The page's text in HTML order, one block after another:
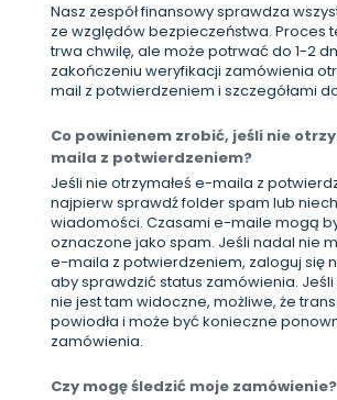
Nasz zespół finansowy sprawdza
ze względów bezpieczeństwa. Proces
trwa chwilę, ale może potrwać do 1-2
zakończeniu weryfikacji zamówienia
mail z potwierdzeniem i szczegółami
Co powinienem zrobić, jeśli nie
maila z potwierdzeniem?
Jeśli nie otrzymałeś e-maila z
najpierw sprawdź folder spam lub
wiadomości. Czasami e-maile mogą
oznaczone jako spam. Jeśli nadal nie
e-maila z potwierdzeniem, zaloguj się
aby sprawdzić status zamówienia.
nie jest tam widoczne, możliwe, że
powiodła i może być konieczne
zamówienia.
Czy mogę śledzić moje zamówienie?